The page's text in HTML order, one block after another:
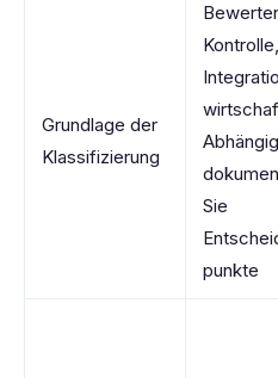
Grundlage der
Klassifizierung
Kontrolle,
Sie
punkte